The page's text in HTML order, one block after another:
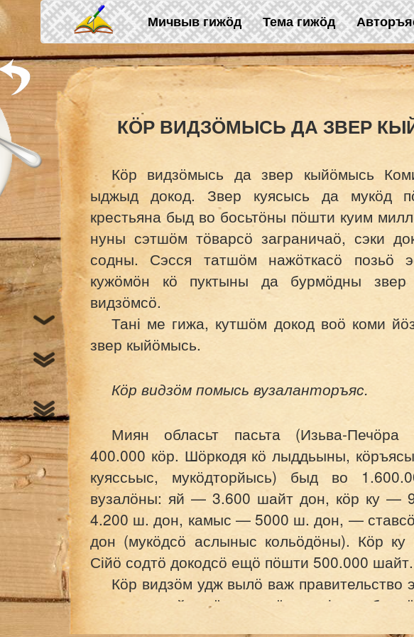
Skip to main content
Мичвыв гижӧд Тема гижӧд
КӦР ВИДЗӦМЫСЬ ДА ЗВЕР
Кӧр видзӧмысь да звер кыйӧмысь
ыджыд докод. Звер куясысь да мукӧд
крестьяна быд во босьтӧны пӧшти куим
нуны сэтшӧм тӧварсӧ заграничаӧ, сэки
содны. Сэсся татшӧм нажӧткасӧ позьӧ
кужӧмӧн кӧ пуктыны да бурмӧдны
видзӧмсӧ.
Тані ме гижа, кутшӧм докод воӧ коми
звер кыйӧмысь.
Кӧр видзӧм помысь вузаланторъяс.
Миян обласьт пасьта (Изьва-Печӧра
400.000 кӧр. Шӧркодя кӧ лыддьыны,
куяссьыс, мукӧдторйысь) быд во
вузалӧны: яй — 3.600 шайт дон, кӧр ку —
4.200 ш. дон, камыс — 5000 ш. дон, —
дон (мукӧдсӧ аслыныс кольӧдӧны). Кӧр
Сійӧ содтӧ докодсӧ ещӧ пӧшти 500.000 шайт.
Кӧр видзӧм удж вылӧ важ правительство
власьт дырйи кӧр видзӧм кутісны
пӧльзаяс оз на жӧ тыдавны.